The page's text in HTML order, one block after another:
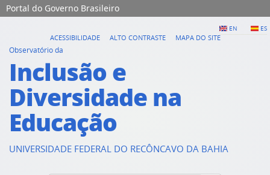
Portal do Governo Brasileiro
EN ES
ACESSIBILIDADE ALTO CONTRASTE
MAPA DO SITE
Observatório da
Inclusão e
Diversidade na
Educação
UNIVERSIDADE FEDERAL DO RECÔNCAVO DA BAHIA